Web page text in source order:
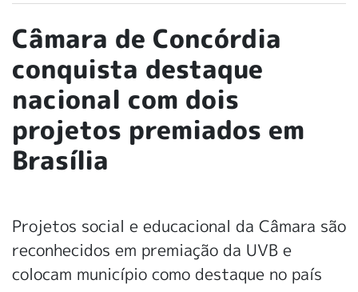
Câmara de Concórdia
conquista destaque
nacional com dois
projetos premiados em
Brasília
Projetos social e educacional da Câmara são
reconhecidos em premiação da UVB e
colocam município como destaque no país